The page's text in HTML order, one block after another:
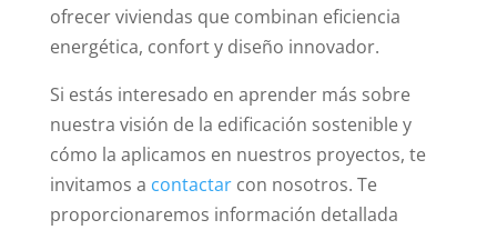
ofrecer viviendas que combinan eficiencia
energética, confort y diseño innovador.
Si estás interesado en aprender más sobre
nuestra visión de la edificación sostenible y
cómo la aplicamos en nuestros proyectos, te
invitamos a contactarcon nosotros. Te
proporcionaremos información detallada